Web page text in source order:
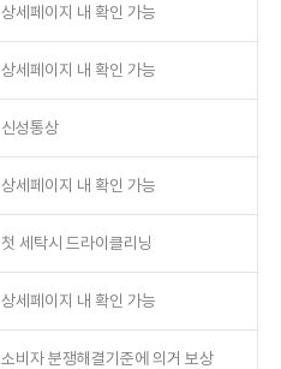
상세페이지 내 확인 가능
상세페이지 내 확인 가능
신성통상
상세페이지 내 확인 가능
첫 세탁시 드라이클리닝
상세페이지 내 확인 가능
소비자 분쟁해결기준에 의거 보상